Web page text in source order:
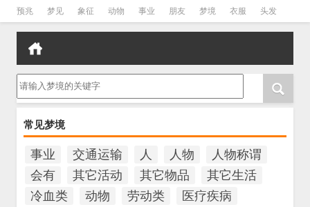
预兆 梦见 象征 动物 事业 朋友 梦境 衣服 头发
孕妇 孩子 吵架 房子
常见梦境
事业 交通运输 人 人物
人物称谓
会有
其它活动 其它物品
其它生活
冷血类
动物 劳动类
医疗疾病